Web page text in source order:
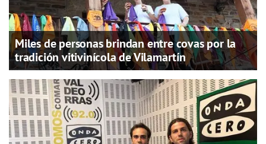
Miles de personas brindan entre covas por la
tradición vitivinícola de Vilamartín